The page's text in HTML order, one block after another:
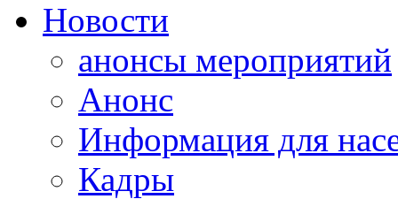
Новости
анонсы мероприятий
Анонс
Информация для
Кадры